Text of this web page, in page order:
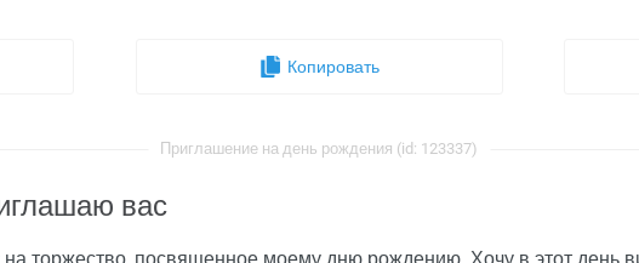
Копировать
Приглашение на день рождения (id: 123337)
вас